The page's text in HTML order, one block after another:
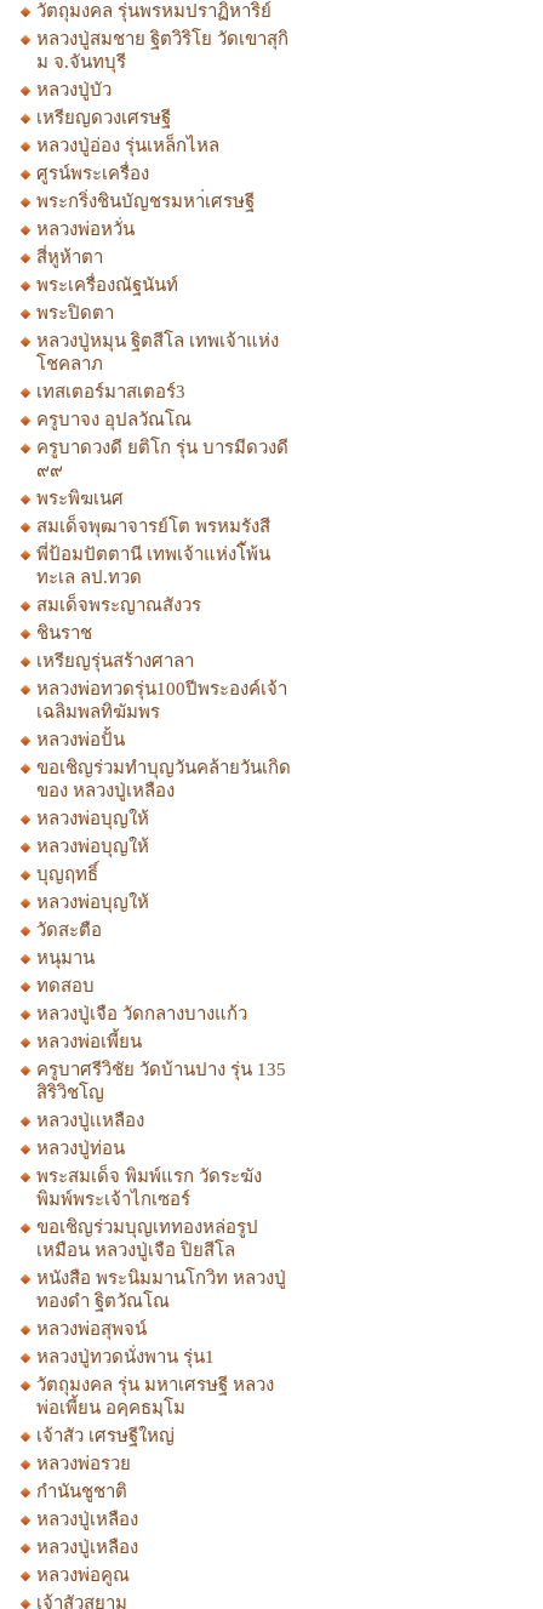
วัตถุมงคล รุ่นพรหมปราฏิหาริย์
หลวงปู่สมชาย ฐิตวิริโย วัดเขาสุกิ
ม จ.จันทบุรี
หลวงปู่บัว
เหรียญดวงเศรษฐี
หลวงปู่อ่อง รุ่นเหล็กไหล
ศูรน์พระเครื่อง
พระกริ่งชินบัญชรมหา่เศรษฐี
หลวงพ่อหวั่น
สี่หูห้าตา
พระเครื่องณัฐนันท์
พระปิดตา
หลวงปู่หมุน ฐิตสีโล เทพเจ้าแห่ง
โชคลาภ
เทสเตอร์มาสเตอร์3
ครูบาจง อุปลวัณโณ
ครูบาดวงดี ยติโก รุ่น บารมีดวงดี
๙๙
พระพิฆเนศ
สมเด็จพุฒาจารย์โต พรหมรังสี
พี่ป้อมปัตตานี เทพเจ้าแห่งโ้พ้น
ทะเล ลป.ทวด
สมเด็จพระญาณสังวร
ชินราช
เหรียญรุ่นสร้างศาลา
หลวงพ่อทวดรุ่น100ปีพระองค์เจ้า
เฉลิมพลทิฆัมพร
หลวงพ่อปั้น
ขอเชิญร่วมทำบุญวันคล้ายวันเกิด
ของ หลวงปู่เหลือง
หลวงพ่อบุญให้
หลวงพ่อบุญให้
บุญฤทธิ์
หลวงพ่อบุญให้
วัดสะตือ
หนุมาน
ทดสอบ
หลวงปู่เจือ วัดกลางบางแก้ว
หลวงพ่อเพี้ยน
ครูบาศรีวิชัย วัดบ้านปาง รุ่น 135
สิริวิชโญ
หลวงปู่เเหลือง
หลวงปู่ท่อน
พระสมเด็จ พิมพ์แรก วัดระฆัง
พิมพ์พระเจ้าไกเซอร์
ขอเชิญร่วมบุญเททองหล่อรูป
เหมือน หลวงปู่เจือ ปิยสีโล
หนังสือ พระนิมมานโกวิท หลวงปู่
ทองดำ ฐิตวัณโณ
หลวงพ่อสุพจน์
หลวงปู่ทวดนั่งพาน รุ่น1
วัตถุมงคล รุ่น มหาเศรษฐี หลวง
พ่อเพี้ยน อคฺคธมฺโม
เจ้าสัว เศรษฐีใหญ่
หลวงพ่อรวย
กำนันชูชาติ
หลวงปู่เหลือง
หลวงปู่เหลือง
หลวงพ่อคูณ
เจ้าสัวสยาม